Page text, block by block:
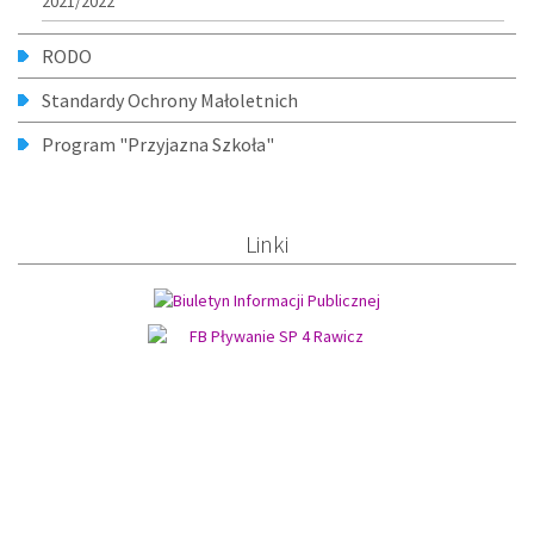
RODO
Standardy Ochrony Małoletnich
Program "Przyjazna Szkoła"
Linki